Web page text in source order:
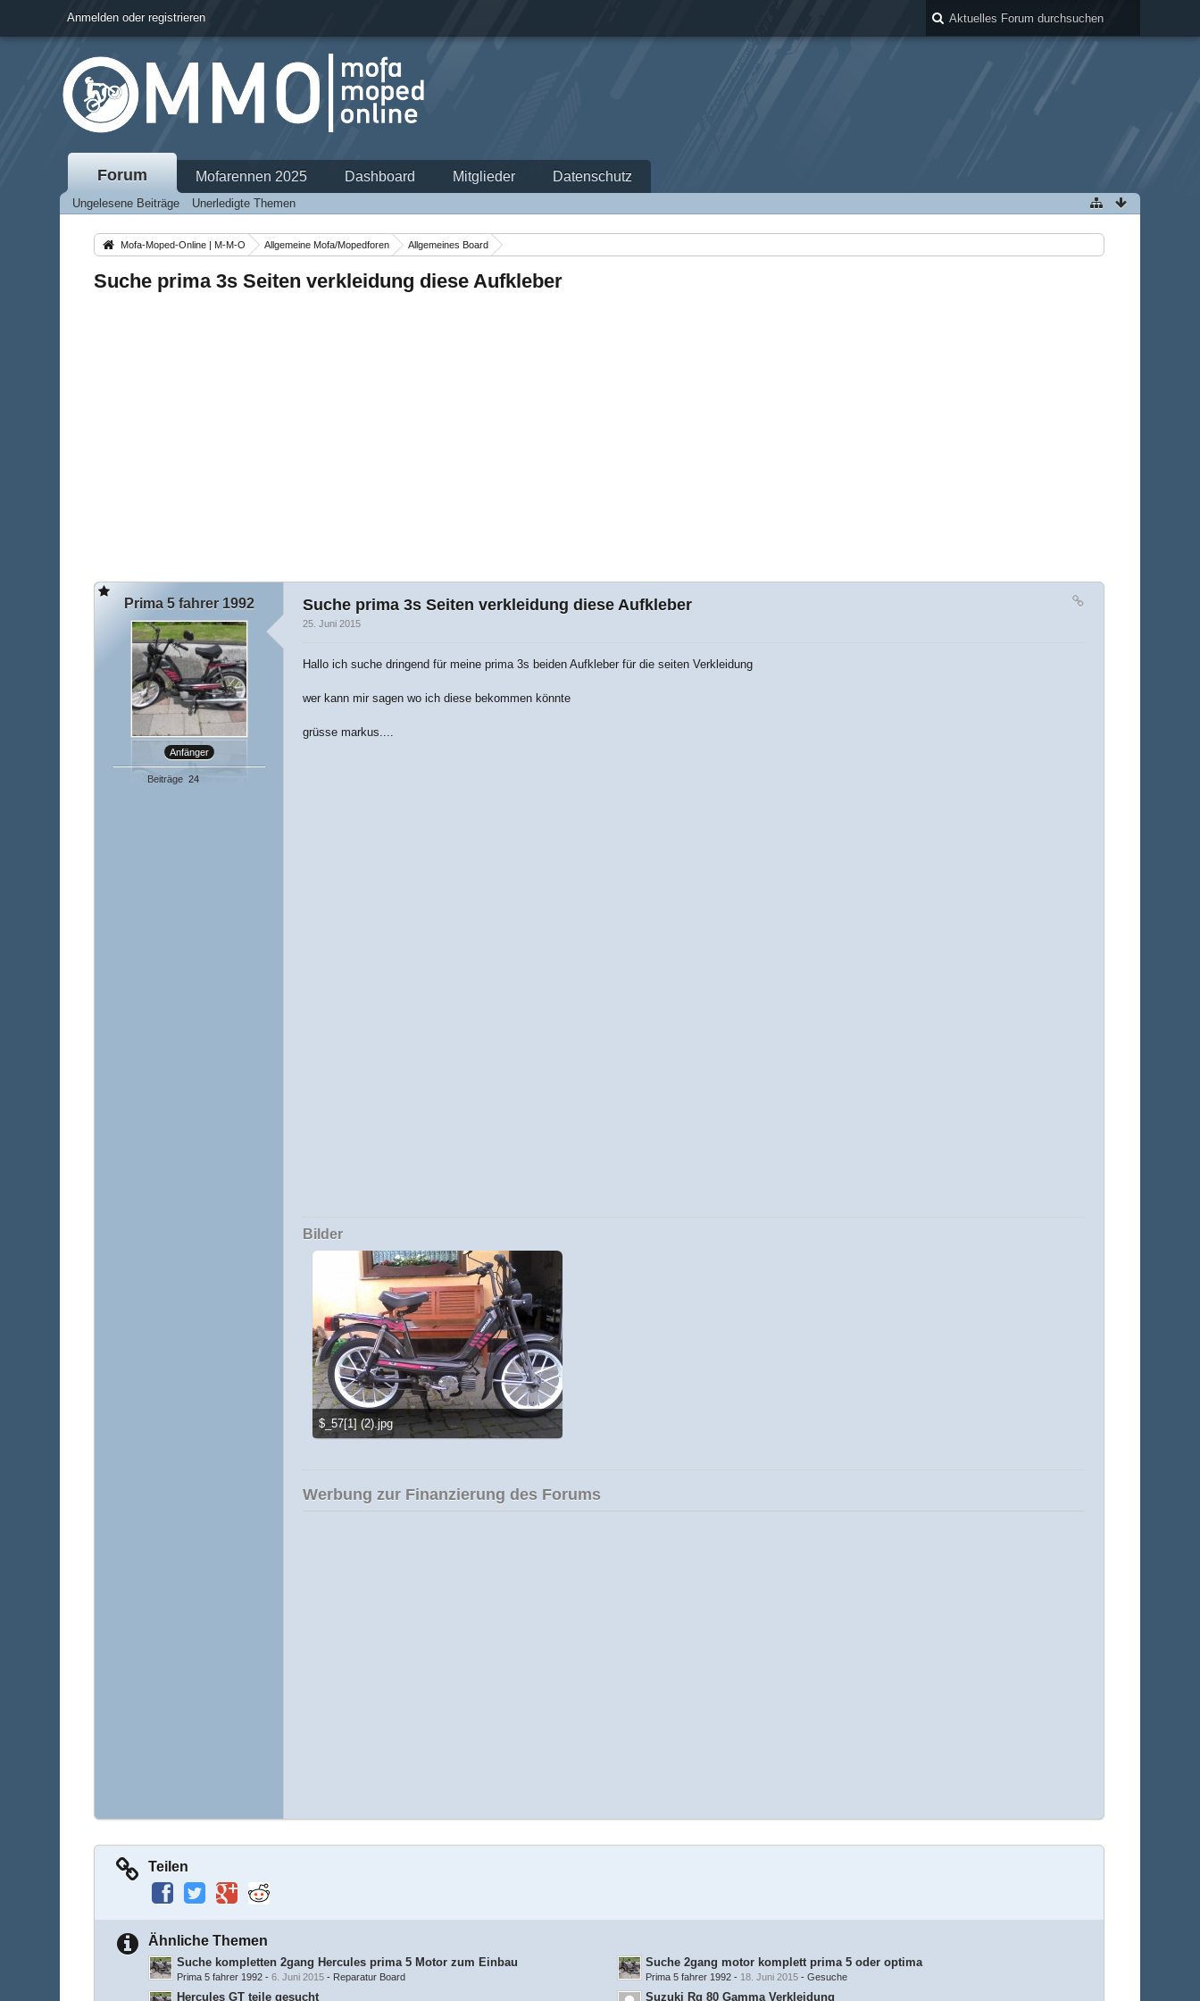
Anmelden oder registrieren
Forum Mofarennen 2025 Dashboard Mitglieder Datenschutz
Ungelesene Beiträge Unerledigte Themen
Mofa-Moped-Online | M-M-O Allgemeine Mofa/Mopedforen Allgemeines Board
Suche prima 3s Seiten verkleidung diese Aufkleber
Prima 5 fahrer 1992
Anfänger
Beiträge 24
Suche prima 3s Seiten verkleidung diese Aufkleber
25. Juni 2015
Hallo ich suche dringend für meine prima 3s beiden Aufkleber für die seiten Verkleidung
wer kann mir sagen wo ich diese bekommen könnte
grüsse markus....
Bilder
$_57[1] (2).jpg
343,87 kB, 1.600×1.200, 2.148 mal angesehen
Werbung zur Finanzierung des Forums
Teilen
Ähnliche Themen
Suche kompletten 2gang Hercules prima 5 Motor zum Einbau
Prima 5 fahrer 1992 -6. Juni 2015 - Reparatur Board
Suche 2gang motor komplett prima 5 oder optima
Prima 5 fahrer 1992- 18. Juni 2015- Gesuche
Hercules GT teile gesucht Suzuki Rg 80 Gamma Verkleidung